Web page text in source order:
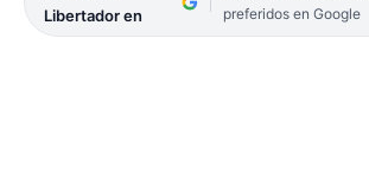
Libertador en
preferidos en Google